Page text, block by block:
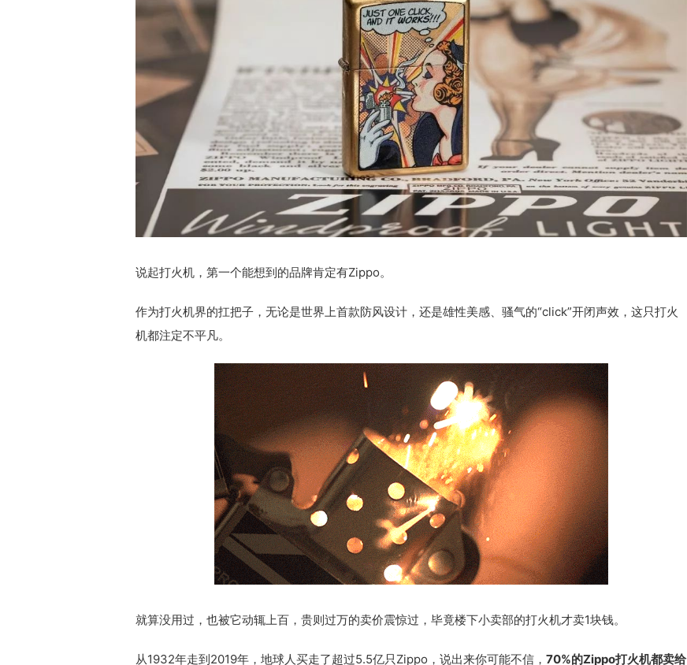
说起打火机，第一个能想到的品牌肯定有Zippo。
作为打火机界的扛把子，无论是世界上首款防风设计，还是雄性美感、骚气的“click”开闭声效，这只打火
机都注定不平凡。
就算没用过，也被它动辄上百，贵则过万的卖价震惊过，毕竟楼下小卖部的打火机才卖1块钱。
从1932年走到2019年，地球人买走了超过5.5亿只Zippo，说出来你可能不信， 70%的Zippo打火机都卖给